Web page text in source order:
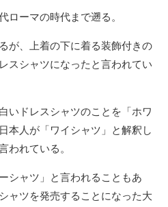
ローマの時代まで遡る。
が、上着の下に着る装飾付きの
スシャツになったと言われてい
いドレスシャツのことを「ホワ
本人が「ワイシャツ」と解釈し
われている。
シャツ」と言われることもあ
ャツを発売することになった大